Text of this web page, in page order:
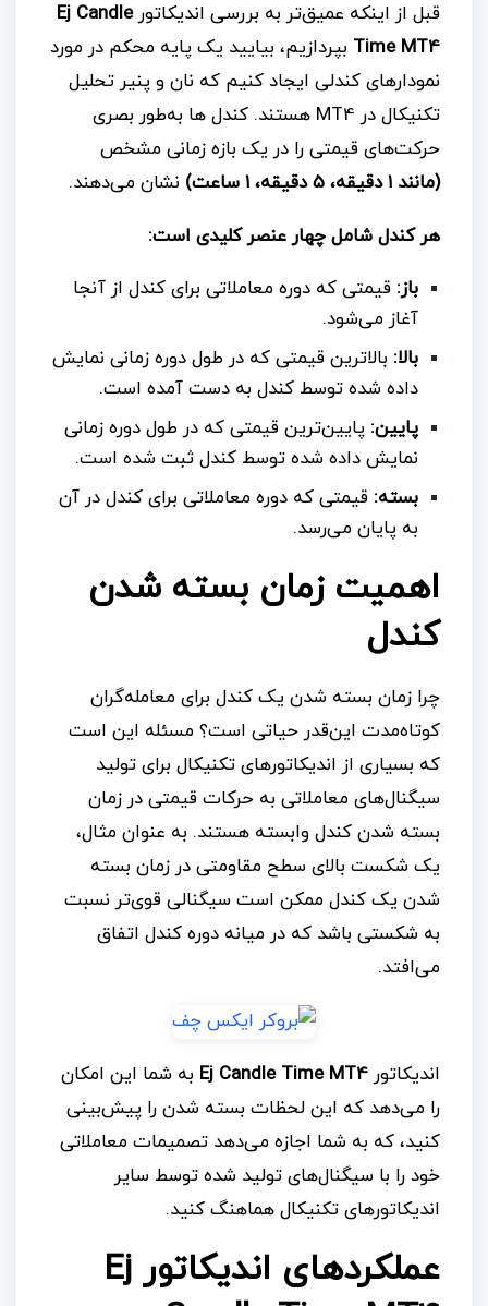
قبل از اینکه عمیق‌تر به بررسی اندیکاتورEj Candle
Time MT4 بپردازیم، بیایید یک پایه محکم در مورد
نمودارهای کندلی ایجاد کنیم که نان و پنیر تحلیل
تکنیکال در MT4 هستند. کندل ها به‌طور بصری
حرکت‌های قیمتی را در یک بازه زمانی مشخص
(مانند ۱ دقیقه، ۵ دقیقه، ۱ ساعت) نشان می‌دهند.
هر کندل شامل چهار عنصر کلیدی است:
باز: قیمتی که دوره معاملاتی برای کندل از آنجا
آغاز می‌شود.
بالا: بالاترین قیمتی که در طول دوره زمانی نمایش
داده شده توسط کندل به دست آمده است.
پایین: پایین‌ترین قیمتی که در طول دوره زمانی
نمایش داده شده توسط کندل ثبت شده است.
بسته: قیمتی که دوره معاملاتی برای کندل در آن
به پایان می‌رسد.
اهمیت زمان بسته شدن
کندل
چرا زمان بسته شدن یک کندل برای معامله‌گران
کوتاه‌مدت این‌قدر حیاتی است؟ مسئله این است
که بسیاری از اندیکاتورهای تکنیکال برای تولید
سیگنال‌های معاملاتی به حرکات قیمتی در زمان
بسته شدن کندل وابسته هستند. به عنوان مثال،
یک شکست بالای سطح مقاومتی در زمان بسته
شدن یک کندل ممکن است سیگنالی قوی‌تر نسبت
به شکستی باشد که در میانه دوره کندل اتفاق
می‌افتد.
اندیکاتورEj Candle Time MT4 به شما این امکان
را می‌دهد که این لحظات بسته شدن را پیش‌بینی
کنید، که به شما اجازه می‌دهد تصمیمات معاملاتی
خود را با سیگنال‌های تولید شده توسط سایر
اندیکاتورهای تکنیکال هماهنگ کنید.
عملکردهای اندیکاتور Ej